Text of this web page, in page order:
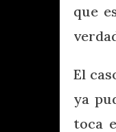
que
El
ya
toca